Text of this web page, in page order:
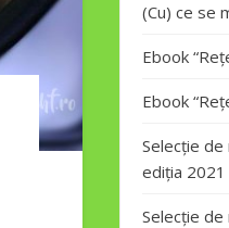
(Cu) ce se
Ebook
Ebook
Selecție
ediția 2021
Selecție